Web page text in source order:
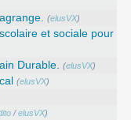
(elusVX)
et sociale pour
Durable. (elusVX)
(elusVX)
/elusVX)